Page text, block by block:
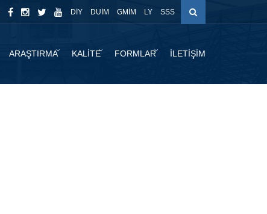
DİY DUİM GMİM LY SSS
ARAŞTIRMA KALİTE FORMLAR İLETİŞİM